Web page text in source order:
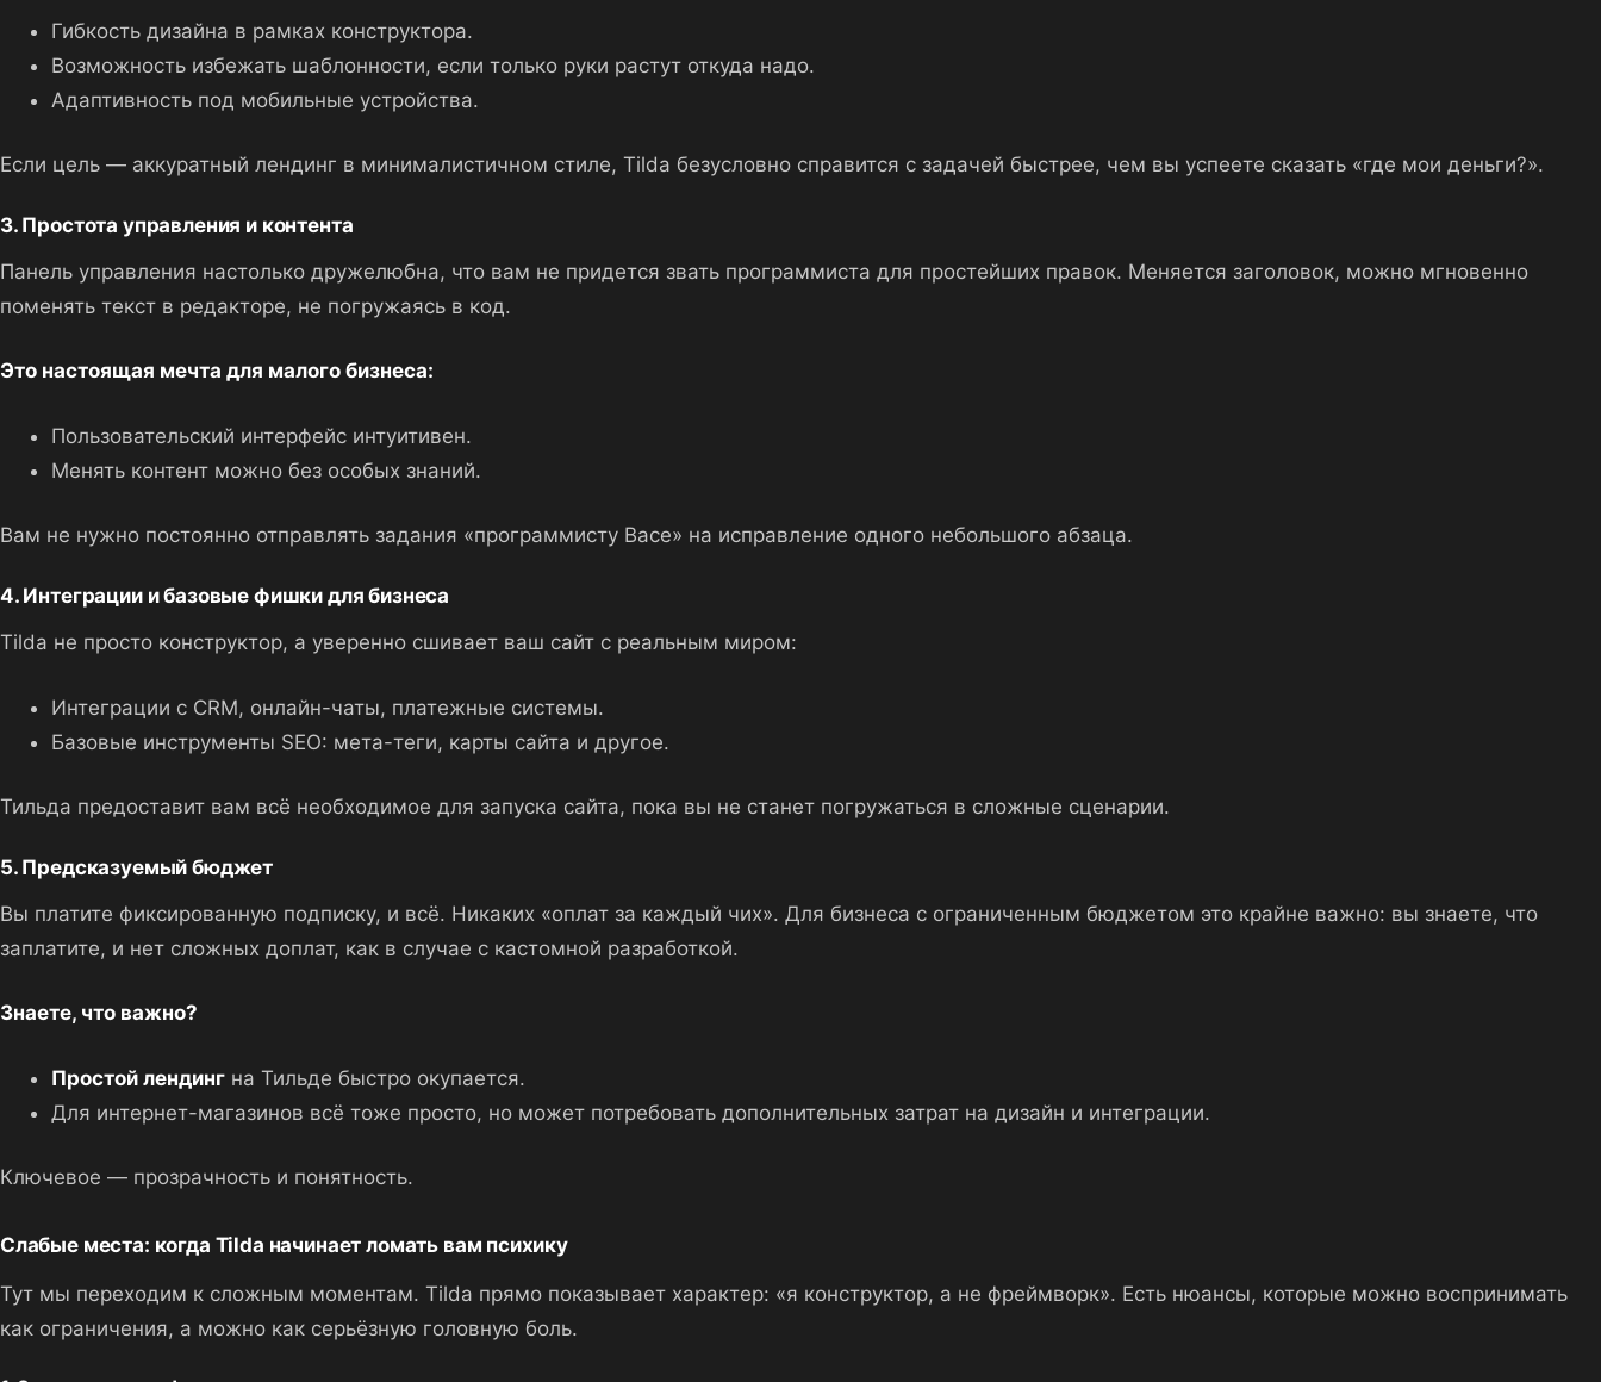
Гибкость дизайна в рамках конструктора.
Возможность избежать шаблонности, если только руки растут откуда надо.
Адаптивность под мобильные устройства.
Если цель — аккуратный лендинг в минималистичном стиле, Tilda безусловно справится с задачей быстрее, чем вы успеете сказать «где мои деньги?».
3. Простота управления и контента
Панель управления настолько дружелюбна, что вам не придется звать программиста для простейших правок. Меняется заголовок, можно мгновенно
поменять текст в редакторе, не погружаясь в код.
Это настоящая мечта для малого бизнеса:
Пользовательский интерфейс интуитивен.
Менять контент можно без особых знаний.
Вам не нужно постоянно отправлять задания «программисту Васе» на исправление одного небольшого абзаца.
4. Интеграции и базовые фишки для бизнеса
Tilda не просто конструктор, а уверенно сшивает ваш сайт с реальным миром:
Интеграции с CRM, онлайн-чаты, платежные системы.
Базовые инструменты SEO: мета-теги, карты сайта и другое.
Тильда предоставит вам всё необходимое для запуска сайта, пока вы не станет погружаться в сложные сценарии.
5. Предсказуемый бюджет
Вы платите фиксированную подписку, и всё. Никаких «оплат за каждый чих». Для бизнеса с ограниченным бюджетом это крайне важно: вы знаете, что
заплатите, и нет сложных доплат, как в случае с кастомной разработкой.
Знаете, что важно?
Простой лендингна Тильде быстро окупается.
Для интернет-магазинов всё тоже просто, но может потребовать дополнительных затрат на дизайн и интеграции.
Ключевое — прозрачность и понятность.
Слабые места: когда Tilda начинает ломать вам психику
Тут мы переходим к сложным моментам. Tilda прямо показывает характер: «я конструктор, а не фреймворк». Есть нюансы, которые можно воспринимать
как ограничения, а можно как серьёзную головную боль.